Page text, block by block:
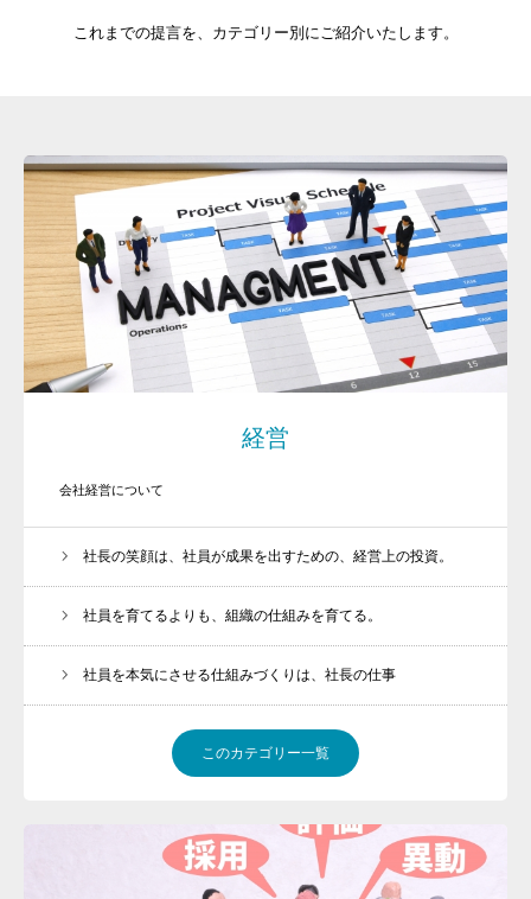
これまでの提言を、カテゴリー別にご紹介いたします。
経営
会社経営について
社長の笑顔は、社員が成果を出すための、経営上の投資。
社員を育てるよりも、組織の仕組みを育てる。
社員を本気にさせる仕組みづくりは、社長の仕事
このカテゴリー一覧